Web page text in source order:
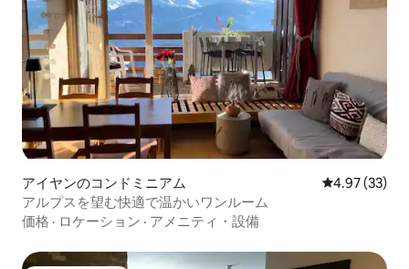
アイヤンのコンドミニアム レビュー33
4.97 (33)
アルプスを望む快適で温かいワンルーム
価格 · ロケーション · アメニティ・設備